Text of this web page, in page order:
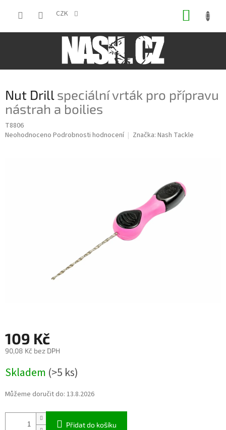
CZK
Nut Drillspeciální vrták pro přípravu
nástrah a boilies
T8806
Průměrné
Neohodnoceno Podrobnosti hodnocení Značka: Nash Tackle
109 Kč
90,08 Kč bez DPH
cena:
Skladem (>5 ks)
Můžeme doručit do: 13.8.2026
Přidat do košíku